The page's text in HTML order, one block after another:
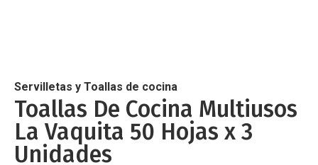
de
la
galería
imágenes
Servilletas y Toallas de cocina
Toallas De Cocina Multiusos
La Vaquita 50 Hojas x 3
Unidades